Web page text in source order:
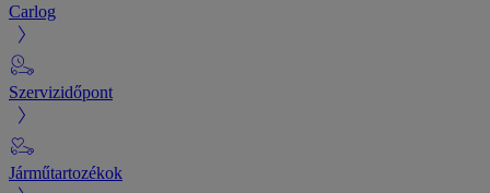
Carlog
Szervizidőpont
Járműtartozékok